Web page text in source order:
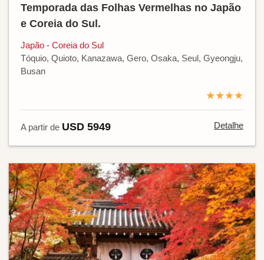
Temporada das Folhas Vermelhas no Japão
e Coreia do Sul.
Japão - Coreia do Sul
Tóquio, Quioto, Kanazawa, Gero, Osaka, Seul, Gyeongju,
Busan
★★★★
A partir de USD 5949 Detalhe